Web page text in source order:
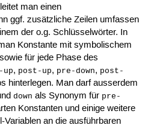
leitet man einen
ggf. zusätzliche Zeilen umfassen
der o.g. Schlüsselwörter. In
Konstante mit symbolischem
für jede Phase des
up, post-up, pre-down, post-
hinterlegen. Man darf ausserdem
down als Synonym für pre-
Konstanten und einige weitere
an die ausführbaren